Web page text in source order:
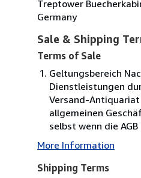
Treptower
Germany
Sale & Shipping
Terms of Sale
Geltungsbereich
Dienstleistungen
Versand-
allgemeinen
selbst wenn die
More Information
Shipping Terms